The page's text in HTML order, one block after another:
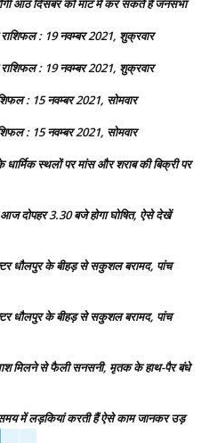
आठ दिसंबर को मांट में कर सकते हैं जनसभा
: 19 नवम्बर 2021, शुक्रवार
: 19 नवम्बर 2021, शुक्रवार
: 15 नवम्बर 2021, सोमवार
: 15 नवम्बर 2021, सोमवार
स्थलों पर मांस और शराब की बिक्री पर
आज दोपहर 3.30 बजे होगा घोषित, ऐसे देखें
धौलपुर के बीहड़ से सकुशल बरामद, पांच
धौलपुर के बीहड़ से सकुशल बरामद, पांच
मिलने से फैली सनसनी, मृतक के हाथ-पैर बंधे
में लड़कियां करती हैं ऐसे काम जानकर उड़